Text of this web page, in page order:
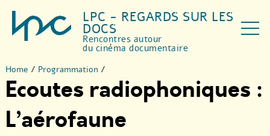
LPC - REGARDS SUR LES
DOCS
Rencontres autour
du cinéma documentaire
Home / Programmation /
Ecoutes radiophoniques :
L’aérofaune